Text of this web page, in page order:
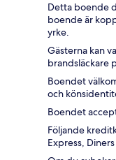
Detta boende
boende är
yrke.
Gästerna kan
brandsläckare
Boendet
och
Boendet
Följande
Express,